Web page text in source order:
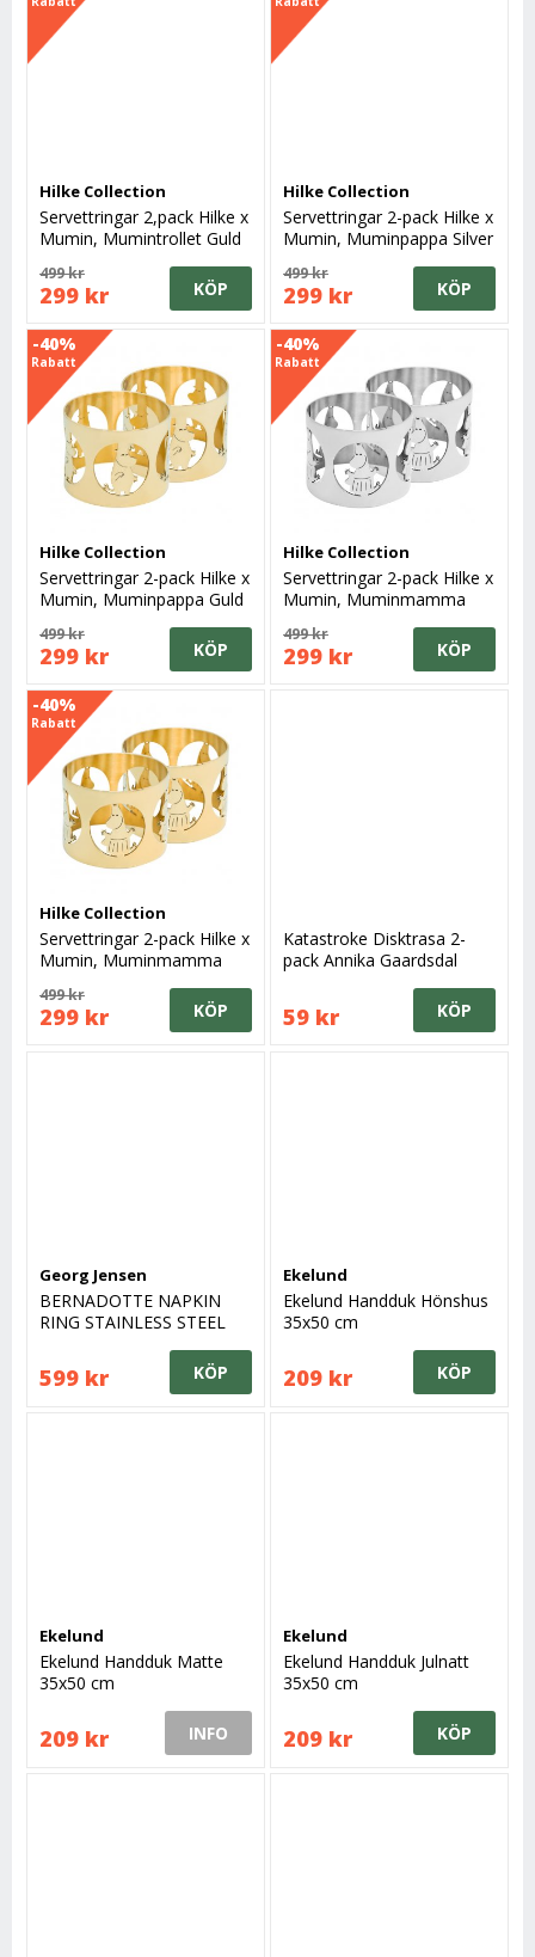
Hilke Collection
Servettringar 2,pack Hilke x
Mumin, Mumintrollet Guld
499 kr
299 kr KÖP
Hilke Collection
Servettringar 2-pack Hilke x
Mumin, Muminpappa Silver
499 kr
299 kr KÖP
-40%
Rabatt
Hilke Collection
Servettringar 2-pack Hilke x
Mumin, Muminpappa Guld
499 kr
299 kr KÖP
-40%
Rabatt
Hilke Collection
Servettringar 2-pack Hilke x
Mumin, Muminmamma
499 kr
299 kr KÖP
-40%
Rabatt
Hilke Collection
Servettringar 2-pack Hilke x
Mumin, Muminmamma
499 kr
299 kr KÖP
Katastroke Disktrasa 2-
pack Annika Gaardsdal
59 kr KÖP
Georg Jensen
BERNADOTTE NAPKIN
RING STAINLESS STEEL
599 kr KÖP
Ekelund
Ekelund Handduk Hönshus
35x50 cm
209 kr KÖP
Ekelund
Ekelund Handduk Matte
35x50 cm
209 kr INFO
Ekelund
Ekelund Handduk Julnatt
35x50 cm
209 kr KÖP